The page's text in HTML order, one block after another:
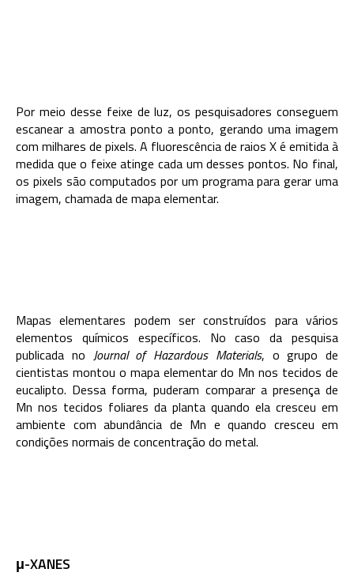
Por meio desse feixe de luz, os pesquisadores conseguem
escanear a amostra ponto a ponto, gerando uma imagem
com milhares de pixels. A fluorescência de raios X é emitida à
medida que o feixe atinge cada um desses pontos. No final,
os pixels são computados por um programa para gerar uma
imagem, chamada de mapa elementar.
Mapas elementares podem ser construídos para vários
elementos químicos específicos. No caso da pesquisa
publicada no Journal of Hazardous Materials, o grupo de
cientistas montou o mapa elementar do Mn nos tecidos de
eucalipto. Dessa forma, puderam comparar a presença de
Mn nos tecidos foliares da planta quando ela cresceu em
ambiente com abundância de Mn e quando cresceu em
condições normais de concentração do metal.
μ-XANES